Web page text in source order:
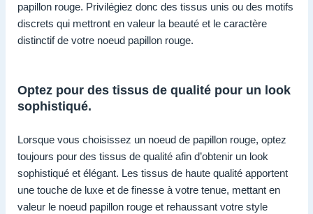
papillon rouge. Privilégiez donc des tissus unis ou des motifs
discrets qui mettront en valeur la beauté et le caractère
distinctif de votre noeud papillon rouge.
Optez pour des tissus de qualité pour un look
sophistiqué.
Lorsque vous choisissez un noeud de papillon rouge, optez
toujours pour des tissus de qualité afin d’obtenir un look
sophistiqué et élégant. Les tissus de haute qualité apportent
une touche de luxe et de finesse à votre tenue, mettant en
valeur le noeud papillon rouge et rehaussant votre style